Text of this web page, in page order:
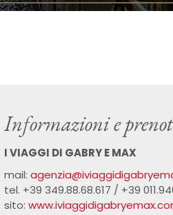
Informazioni e
I VIAGGI DI GABRY E MAX
mail:
tel. +39 349.88.68.617 / +39
sito: